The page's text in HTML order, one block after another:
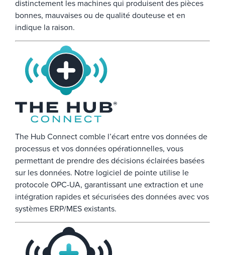
distinctement les machines qui produisent des pièces
bonnes, mauvaises ou de qualité douteuse et en
indique la raison.
The Hub Connect comble l’écart entre vos données de
processus et vos données opérationnelles, vous
permettant de prendre des décisions éclairées basées
sur les données. Notre logiciel de pointe utilise le
protocole OPC-UA, garantissant une extraction et une
intégration rapides et sécurisées des données avec vos
systèmes ERP/MES existants.